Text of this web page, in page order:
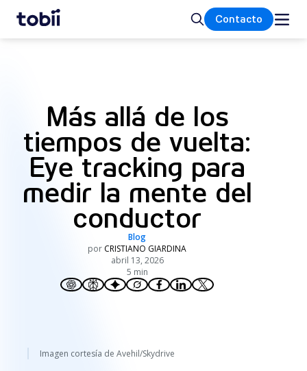
Inicio BuscarContacto
Más allá de los
tiempos de vuelta:
Eye tracking para
medir la mente del
conductor
Blog
por CRISTIANO GIARDINA
abril 13, 2026
5 min
Imagen cortesía de Avehil/Skydrive